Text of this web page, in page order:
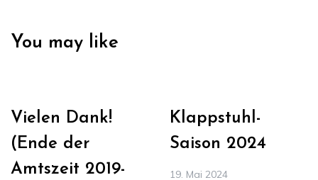
You may like
Vielen Dank!
(Ende der
Amtszeit 2019-
Klappstuhl-
Saison 2024
19. Mai 2024